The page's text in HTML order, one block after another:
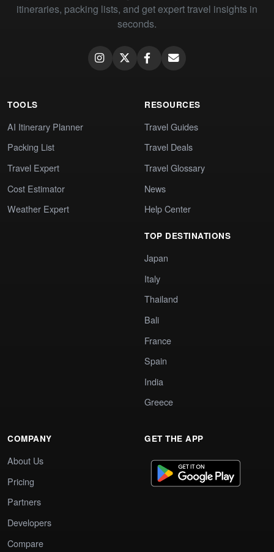
itineraries, packing lists, and get expert travel insights in
seconds.
TOOLS
AI Itinerary Planner
Packing List
Travel Expert
Cost Estimator
Weather Expert
RESOURCES
Travel Guides
Travel Deals
Travel Glossary
News
Help Center
TOP DESTINATIONS
Japan
Italy
Thailand
Bali
France
Spain
India
Greece
COMPANY
About Us
Pricing
Partners
Developers
Compare
GET THE APP